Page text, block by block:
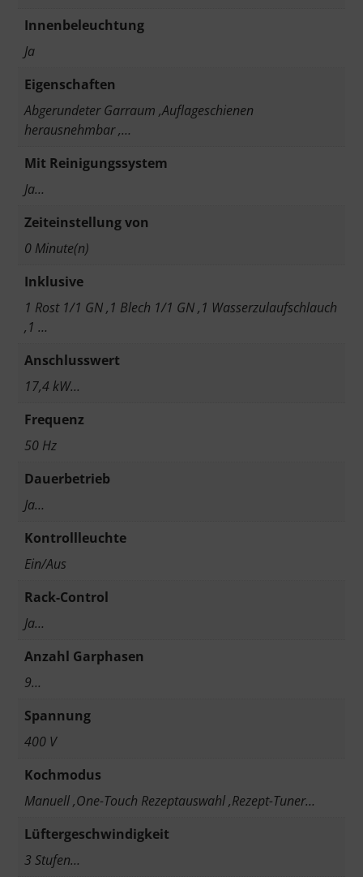
Innenbeleuchtung
Ja
Eigenschaften
Abgerundeter Garraum ,Auflageschienen
herausnehmbar ,…
Mit Reinigungssystem
Ja…
Zeiteinstellung von
0 Minute(n)
Inklusive
1 Rost 1/1 GN ,1 Blech 1/1 GN ,1 Wasserzulaufschlauch
,1 …
Anschlusswert
17,4 kW…
Frequenz
50 Hz
Dauerbetrieb
Ja…
Kontrollleuchte
Ein/Aus
Rack-Control
Ja…
Anzahl Garphasen
9…
Spannung
400 V
Kochmodus
Manuell ,One-Touch Rezeptauswahl ,Rezept-Tuner…
Lüftergeschwindigkeit
3 Stufen…